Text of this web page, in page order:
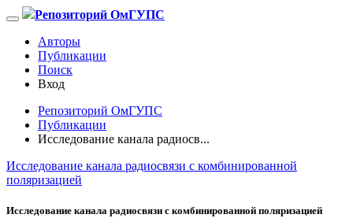
Репозиторий ОмГУПС
Авторы
Публикации
Поиск
Вход
Репозиторий ОмГУПС
Публикации
Исследование канала радиосв...
Исследование канала радиосвязи с комбинированной
поляризацией
Исследование канала радиосвязи с комбинированной поляризацией